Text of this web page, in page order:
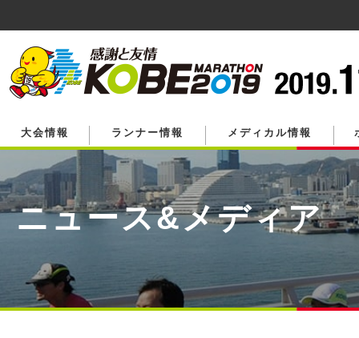
す。
大会情報 ランナー情報 メディカル情報
ニュース&メディア